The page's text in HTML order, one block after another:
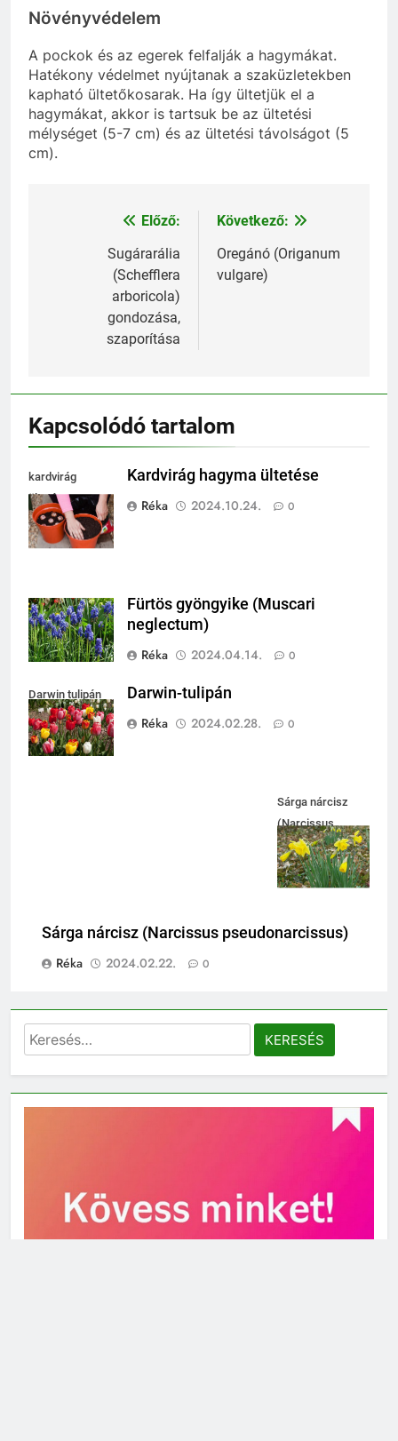
Növényvédelem
A pockok és az egerek felfalják a hagymákat.
Hatékony védelmet nyújtanak a szaküzletekben
kapható ültetőkosarak. Ha így ültetjük el a
hagymákat, akkor is tartsuk be az ültetési
mélységet (5-7 cm) és az ültetési távolságot (5
cm).
Bejegyzés
navigáció
Előző:
Sugárarália
(Schefflera
arboricola)
gondozása,
szaporítása
Következő:
Oregánó (Origanum
vulgare)
Kapcsolódó tartalom
kardvirág
ültetése
Kardvirág hagyma ültetése
Réka
2024.10.24. 0
Fürtös gyöngyike (Muscari
neglectum)
Réka
2024.04.14. 0
Darwin tulipán
Darwin-tulipán
Réka
2024.02.28. 0
Sárga nárcisz
(Narcissus
pseudonarcissus)
Sárga nárcisz (Narcissus pseudonarcissus)
Réka
2024.02.22. 0
Keresés: